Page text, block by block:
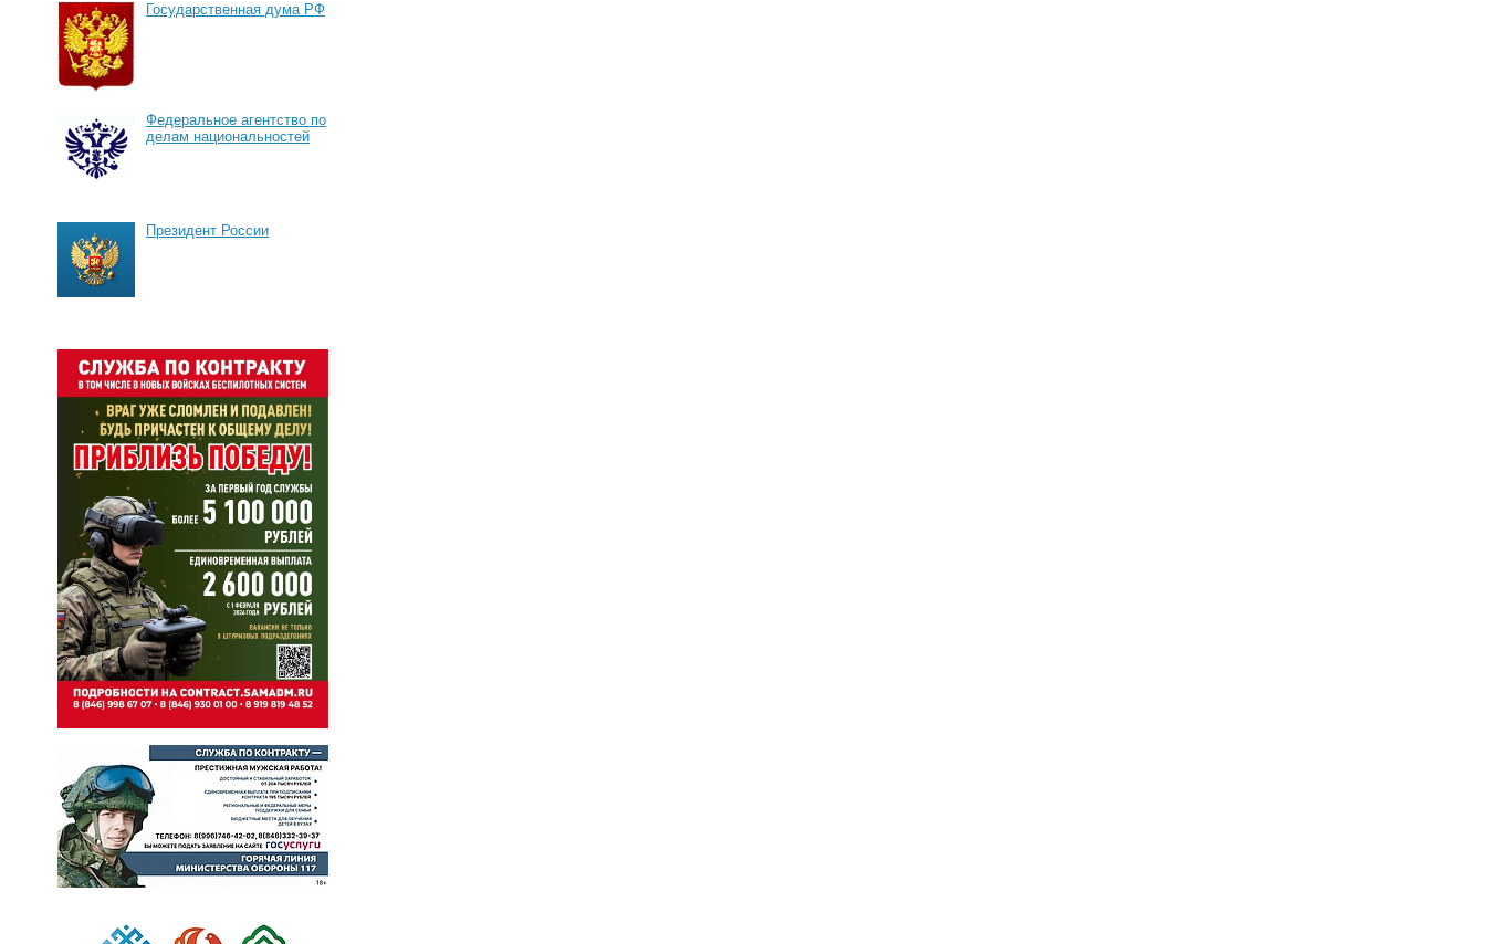
Государственная дума РФ
Федеральное агентство по
делам национальностей
Президент России